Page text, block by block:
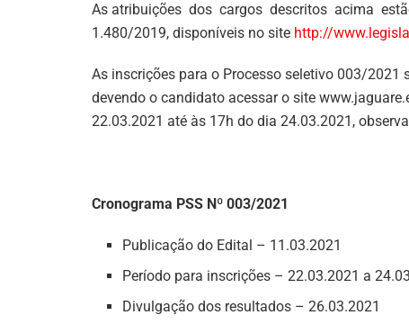
As atribuições dos cargos descritos acima
1.480/2019, disponíveis no site http://
As inscrições para o Processo seletivo 003/2021
devendo o candidato acessar o site
22.03.2021 até às 17h do dia 24.03.2021,
Cronograma PSS Nº 003/2021
Publicação do Edital – 11.03.2021
Período para inscrições – 22.03.2021 a
Divulgação dos resultados – 26.03.2021